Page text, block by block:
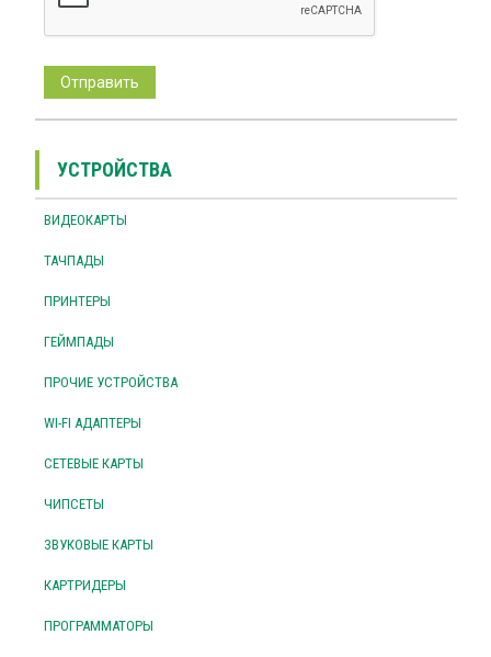
УСТРОЙСТВА
ВИДЕОКАРТЫ
ТАЧПАДЫ
ПРИНТЕРЫ
ГЕЙМПАДЫ
ПРОЧИЕ УСТРОЙСТВА
WI-FI АДАПТЕРЫ
СЕТЕВЫЕ КАРТЫ
ЧИПСЕТЫ
ЗВУКОВЫЕ КАРТЫ
КАРТРИДЕРЫ
ПРОГРАММАТОРЫ